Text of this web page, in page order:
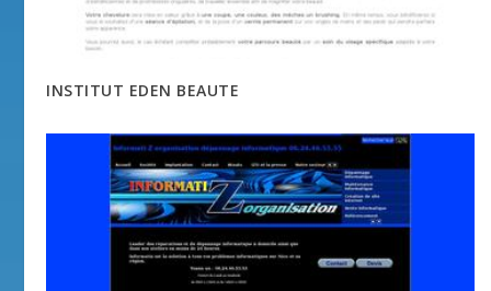
INSTITUT EDEN BEAUTE